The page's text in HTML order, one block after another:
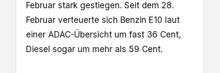
Februar stark ‌gestiegen. Seit dem 28.
Februar verteuerte sich Benzin E10 laut
einer ADAC-Übersicht um fast ​36 Cent,
Diesel sogar um mehr als 59 Cent.